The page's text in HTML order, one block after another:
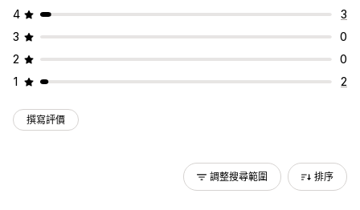
4
3
3
0
2
0
1
2
撰寫評價
調整搜尋範圍 排序